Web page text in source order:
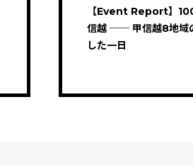
【Event Report】
信越 ── 甲信越8地域
した一日